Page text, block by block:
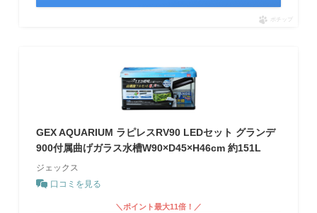
ポチップ
GEX AQUARIUM ラピレスRV90 LEDセット グランデ
900付属曲げガラス水槽W90×D45×H46cm 約151L
ジェックス
口コミを見る
＼ポイント最大11倍！／